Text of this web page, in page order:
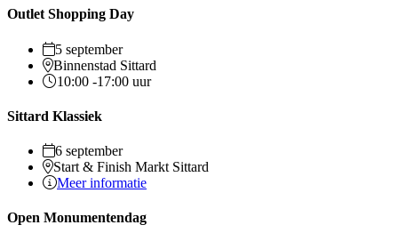
Outlet Shopping Day
5 september
Binnenstad Sittard
10:00 -17:00 uur
Sittard Klassiek
6 september
Start & Finish Markt Sittard
Meer informatie
Open Monumentendag